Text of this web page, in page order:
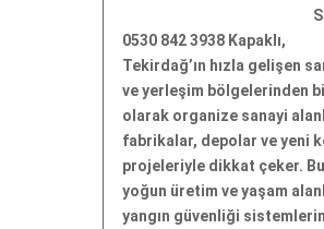
0530 842 3938 Kapaklı,
Tekirdağ’ın hızla gelişen
ve yerleşim bölgelerinden
olarak organize sanayi
fabrikalar, depolar ve yeni
projeleriyle dikkat çeker. Bu
yoğun üretim ve yaşam
yangın güvenliği